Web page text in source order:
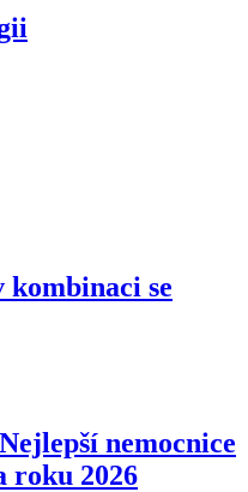
se
nemocnice
roku 2026